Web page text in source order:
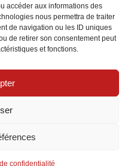
accéder aux informations des
nous permettra de traiter
de navigation ou les ID uniques
de retirer son consentement peut
et fonctions.
confidentialité